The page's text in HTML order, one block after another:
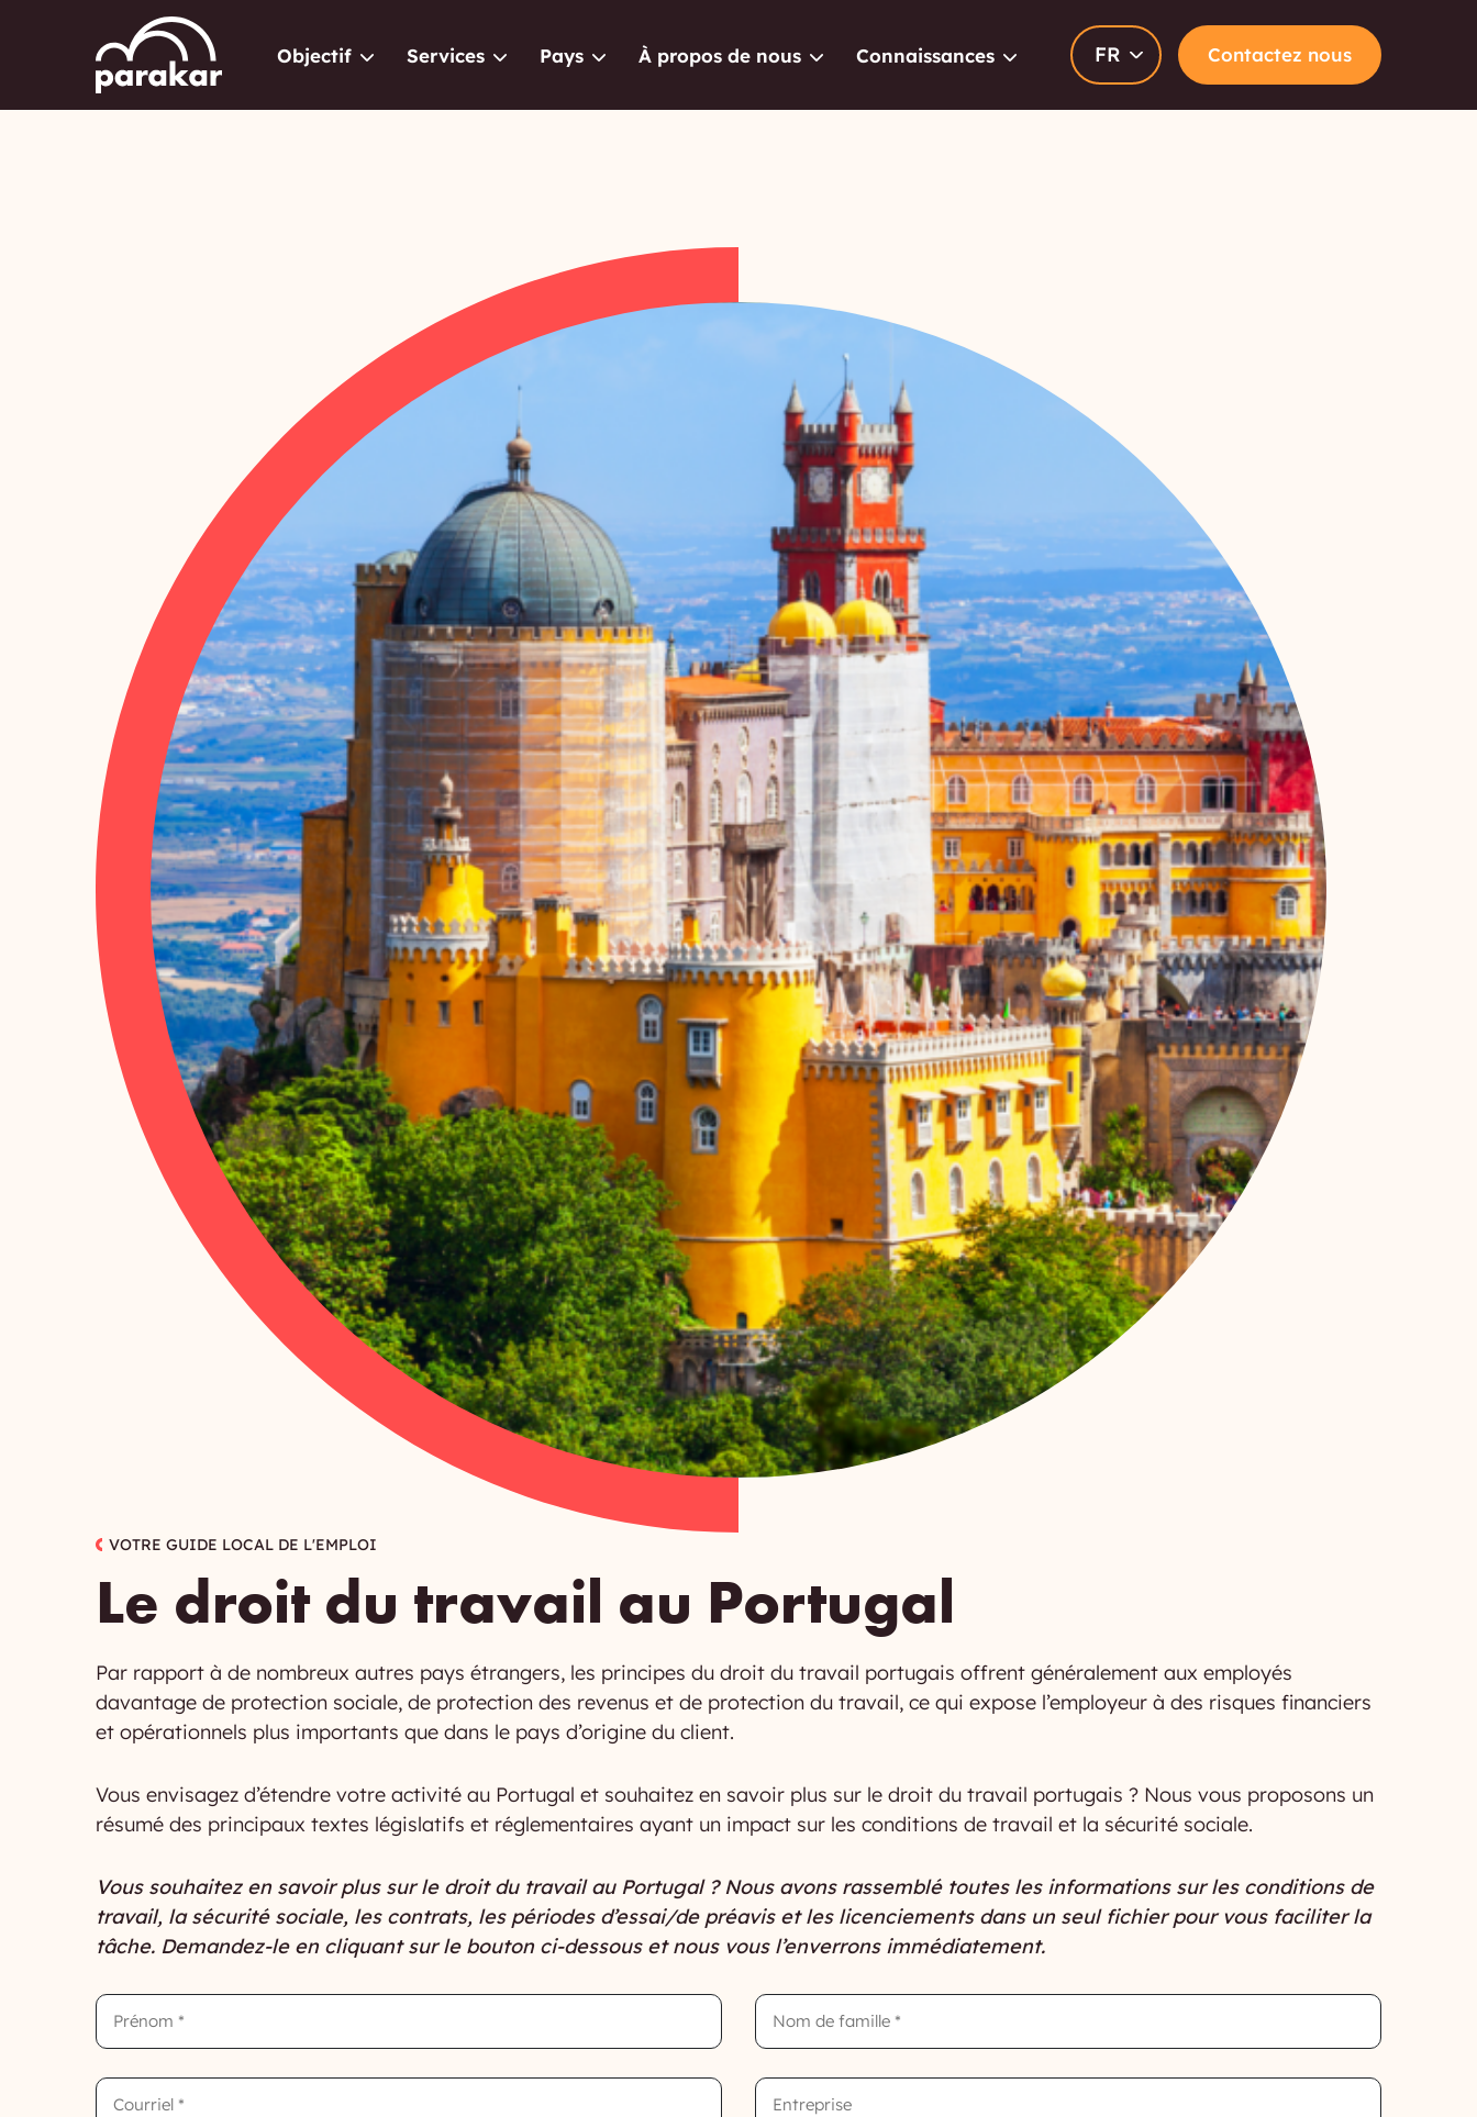
Objectif Services Pays À propos de nous Connaissances FR Contactez nous
VOTRE GUIDE LOCAL DE L'EMPLOI
Le droit du travail au Portugal
Par rapport à de nombreux autres pays étrangers, les principes du droit du travail portugais offrent généralement aux employés
davantage de protection sociale, de protection des revenus et de protection du travail, ce qui expose l’employeur à des risques financiers
et opérationnels plus importants que dans le pays d’origine du client.
Vous envisagez d’étendre votre activité au Portugal et souhaitez en savoir plus sur le droit du travail portugais ? Nous vous proposons un
résumé des principaux textes législatifs et réglementaires ayant un impact sur les conditions de travail et la sécurité sociale.
Vous souhaitez en savoir plus sur le droit du travail au Portugal ? Nous avons rassemblé toutes les informations sur les conditions de
travail, la sécurité sociale, les contrats, les périodes d’essai/de préavis et les licenciements dans un seul fichier pour vous faciliter la
tâche. Demandez-le en cliquant sur le bouton ci-dessous et nous vous l’enverrons immédiatement.
First
Name
Last
name
Email
(Nécessaire)
Company
name